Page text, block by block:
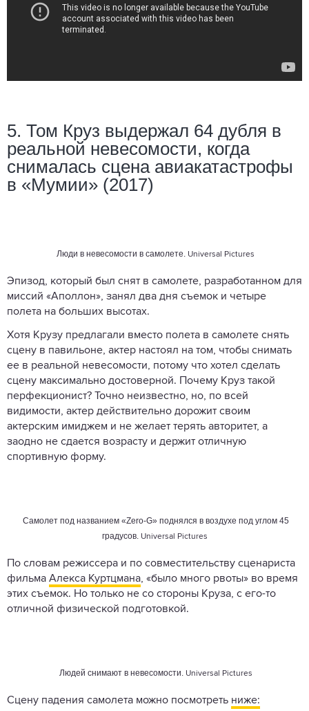
5. Том Круз выдержал 64 дубля в
реальной невесомости, когда
снималась сцена авиакатастрофы
в «Мумии» (2017)
Люди в невесомости в самолете. Universal Pictures
Эпизод, который был снят в самолете, разработанном для
миссий «Аполлон», занял два дня съемок и четыре
полета на больших высотах.
Хотя Крузу предлагали вместо полета в самолете снять
сцену в павильоне, актер настоял на том, чтобы снимать
ее в реальной невесомости, потому что хотел сделать
сцену максимально достоверной. Почему Круз такой
перфекционист? Точно неизвестно, но, по всей
видимости, актер действительно дорожит своим
актерским имиджем и не желает терять авторитет, а
заодно не сдается возрасту и держит отличную
спортивную форму.
Самолет под названием «Zero-G» поднялся в воздухе под углом 45
градусов. Universal Pictures
По словам режиссера и по совместительству сценариста
фильма Алекса Куртцмана, «было много рвоты» во время
этих съемок. Но только не со стороны Круза, с его-то
отличной физической подготовкой.
Людей снимают в невесомости.Universal Pictures
Сцену падения самолета можно посмотреть ниже: